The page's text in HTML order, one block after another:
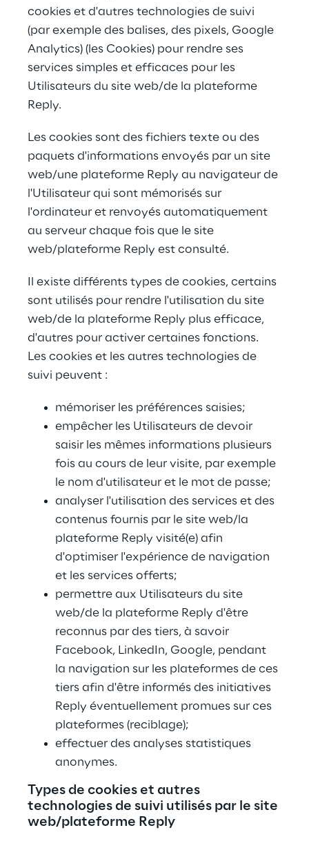
cookies et d'autres technologies de suivi
(par exemple des balises, des pixels, Google
Analytics) (les Cookies) pour rendre ses
services simples et efficaces pour les
Utilisateurs du site web/de la plateforme
Reply.
Les cookies sont des fichiers texte ou des
paquets d'informations envoyés par un site
web/une plateforme Reply au navigateur de
l'Utilisateur qui sont mémorisés sur
l'ordinateur et renvoyés automatiquement
au serveur chaque fois que le site
web/plateforme Reply est consulté.
Il existe différents types de cookies, certains
sont utilisés pour rendre l'utilisation du site
web/de la plateforme Reply plus efficace,
d'autres pour activer certaines fonctions.
Les cookies et les autres technologies de
suivi peuvent :
mémoriser les préférences saisies;
empêcher les Utilisateurs de devoir
saisir les mêmes informations plusieurs
fois au cours de leur visite, par exemple
le nom d'utilisateur et le mot de passe;
analyser l'utilisation des services et des
contenus fournis par le site web/la
plateforme Reply visité(e) afin
d'optimiser l'expérience de navigation
et les services offerts;
permettre aux Utilisateurs du site
web/de la plateforme Reply d'être
reconnus par des tiers, à savoir
Facebook, LinkedIn, Google, pendant
la navigation sur les plateformes de ces
tiers afin d'être informés des initiatives
Reply éventuellement promues sur ces
plateformes (reciblage);
effectuer des analyses statistiques
anonymes.
Types de cookies et autres
technologies de suivi utilisés par le site
web/plateforme Reply